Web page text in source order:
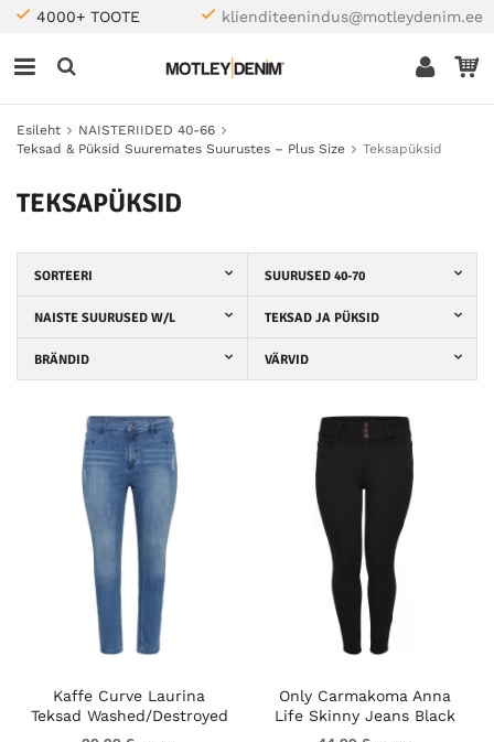
4000+ TOOTE klienditeenindus@motleydenim.ee
Esileht
NAISTERIIDED 40-66
Teksad & Püksid Suuremates Suurustes – Plus Size
Teksapüksid
TEKSAPÜKSID
SORTEERI SUURUSED 40-70
NAISTE SUURUSED W/L TEKSAD JA PÜKSID
BRÄNDID VÄRVID
Kaffe Curve Laurina
Teksad Washed/Destroyed
Blue Denim
Only Carmakoma Anna
Life Skinny Jeans Black